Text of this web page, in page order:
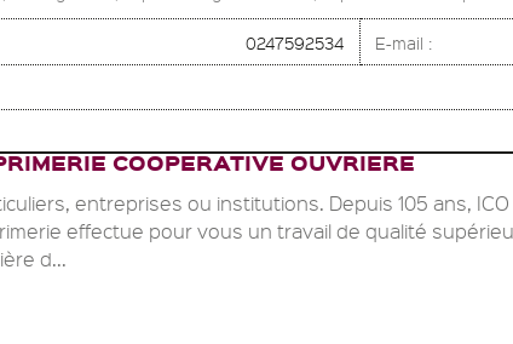
0247592534 E-mail :
COOPERATIVE OUVRIERE
entreprises ou institutions. Depuis 105 ans, ICO
effectue pour vous un travail de qualité
d...